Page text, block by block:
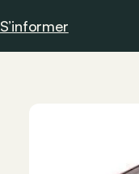
S’informer